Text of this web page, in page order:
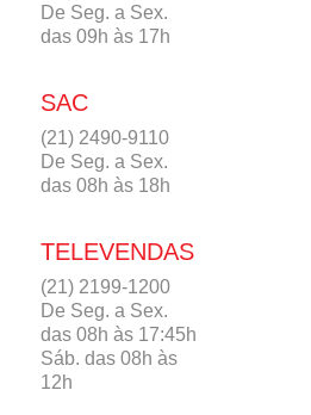
De Seg. a Sex.
das 09h às 17h
SAC
(21) 2490-9110
De Seg. a Sex.
das 08h às 18h
TELEVENDAS
(21) 2199-1200
De Seg. a Sex.
das 08h às 17:45h
Sáb. das 08h às
12h